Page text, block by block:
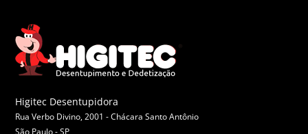
Higitec Desentupidora
Rua Verbo Divino, 2001 - Chácara Santo Antônio